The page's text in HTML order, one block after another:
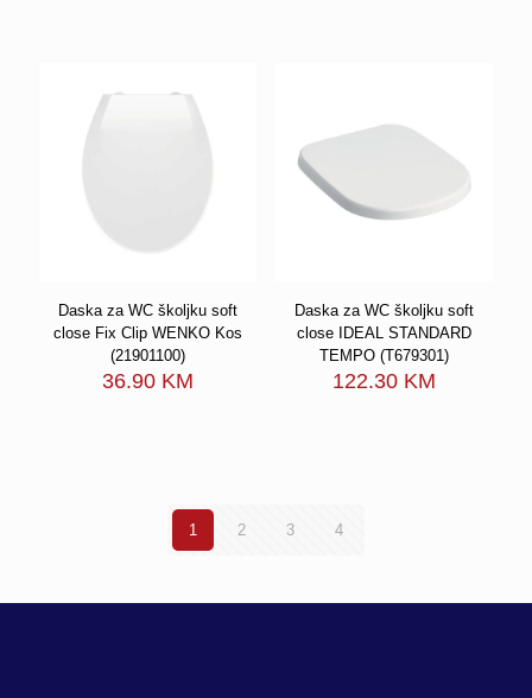
Daska za WC školjku soft
close Fix Clip WENKO Kos
(21901100)
36.90 KM
Daska za WC školjku soft
close IDEAL STANDARD
TEMPO (T679301)
122.30 KM
1 2 3 4